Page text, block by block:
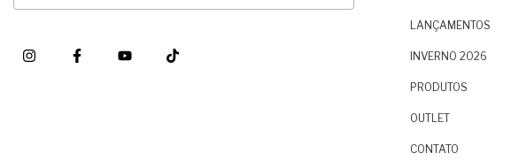
LANÇAMENTOS
INVERNO 2026
PRODUTOS
OUTLET
CONTATO